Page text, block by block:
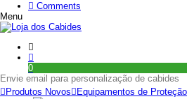
Comments
Menu
0
Envie email para personalização de cabides
Produtos Novos
Equipamentos de